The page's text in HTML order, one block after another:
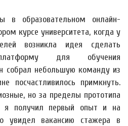
образовательном онлайн-
курсе университета, когда у
возникла идея сделать
для обучения
собрал небольшую команду из
посчастливилось примкнуть.
но за пределы прототипа
я получил первый опыт и на
увидел вакансию стажера в